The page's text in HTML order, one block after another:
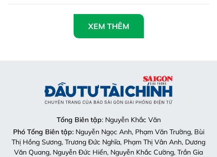
XEM THÊM
Tổng Biên tập: Nguyễn Khắc Văn
Phó Tổng Biên tập:Nguyễn Ngọc Anh, Phạm Văn Trường, Bùi
Thị Hồng Sương, Trương Đức Nghĩa, Phạm Thị Vân Anh, Dương
Văn Quang, Nguyễn Đức Hiển, Nguyễn Khắc Cường, Trần Gia